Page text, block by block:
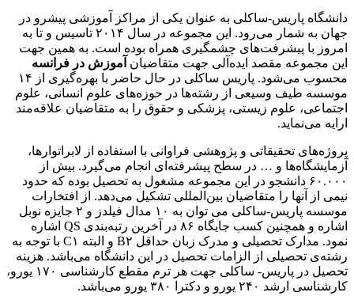
دانشگاه پاریس-ساکلی به عنوان یکی از مراکز آموزشی پیشرو در
جهان به شمار می‌رود. این مجموعه در سال ۲۰۱۴ تاسیس و تا به
امروز با پیشرفت‌های چشمگیری همراه بوده است. به همین جهت
این مجموعه مقصد ایده‌آلی جهت متقاضیان آموزش در فرانسه
محسوب می‌شود. پاریس ساکلی در حال حاضر با بهره‌گیری از ۱۴
موسسه طیف وسیعی از رشته‌ها در حوزه‌های علوم انسانی، علوم
اجتماعی، علوم زیستی، پزشکی و حقوق را به متقاضیان علاقه‌مند
ارایه می‌نماید.
پروژه‌های تحقیقاتی و پژوهشی فراوانی با استفاده از لابراتوارها،
آزمایشگاه‌ها و … در سطح پیشرفته‌ای انجام می‌گیرد. بیش از
۶۰.۰۰۰ دانشجو در این مجموعه مشغول به تحصیل بوده که حدود
نیمی از آنها را متقاضیان بین‌المللی تشکیل می‌دهد. از افتخارات
موسسه پاریس-ساکلی می توان به ۱۰ مدال فیلدز و ۲ جایزه نوبل
اشاره و همچنین کسب جایگاه ۸۶ در آخرین رتبه‌بندی QS اشاره
نمود. مدارک تحصیلی و مدرک زبان حداقل B۲ و البته C۱ با توجه به
رشته‌ی تحصیلی از الزامات تحصیل در این دانشگاه می‌باشد. هزینه
تحصیل در پاریس- ساکلی جهت هر ترم مقطع کارشناسی ۱۷۰ یورو،
کارشناسی ارشد ۲۴۰ یورو و دکترا ۳۸۰ یورو می‌باشد.